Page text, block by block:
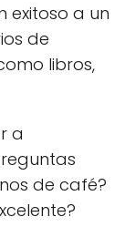
exitoso a un
de
libros,
a
de café?